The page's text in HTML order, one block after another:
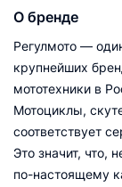
О бренде
Регулмото —
крупнейших
мототехники в
Мотоциклы,
соответствует
Это значит, что,
по-настоящему